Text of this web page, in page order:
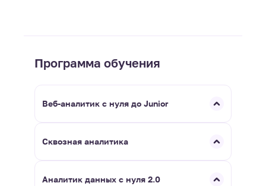
Программа обучения
Веб-аналитик с нуля до Junior
Сквозная аналитика
Аналитик данных с нуля 2.0